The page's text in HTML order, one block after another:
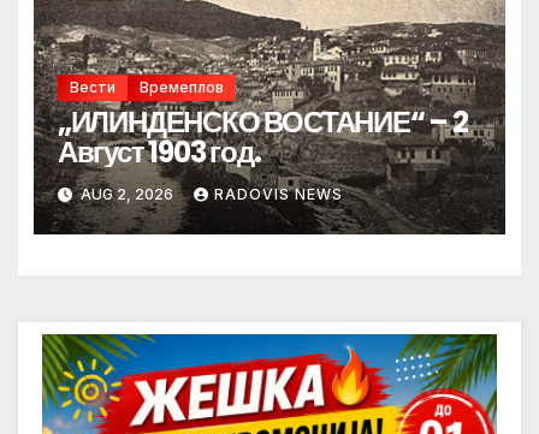
Вести Времеплов
„ИЛИНДЕНСКО ВОСТАНИЕ“ – 2
Август 1903 год.
AUG 2, 2026 RADOVIS NEWS